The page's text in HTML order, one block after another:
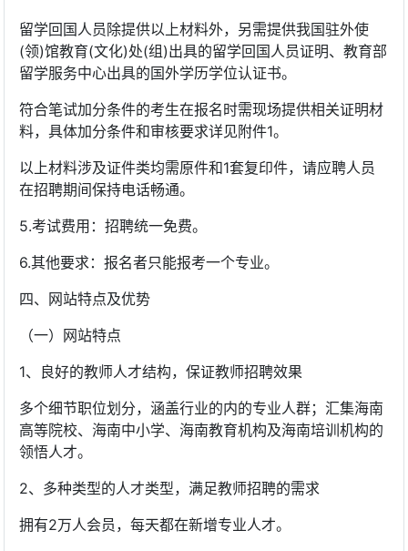
留学回国人员除提供以上材料外，另需提供我国驻外使
(领)馆教育(文化)处(组)出具的留学回国人员证明、教育部
留学服务中心出具的国外学历学位认证书。
符合笔试加分条件的考生在报名时需现场提供相关证明材
料，具体加分条件和审核要求详见附件1。
以上材料涉及证件类均需原件和1套复印件，请应聘人员
在招聘期间保持电话畅通。
5.考试费用：招聘统一免费。
6.其他要求：报名者只能报考一个专业。
四、网站特点及优势
（一）网站特点
1、良好的教师人才结构，保证教师招聘效果
多个细节职位划分，涵盖行业的内的专业人群；汇集海南
高等院校、海南中小学、海南教育机构及海南培训机构的
领悟人才。
2、多种类型的人才类型，满足教师招聘的需求
拥有2万人会员，每天都在新增专业人才。